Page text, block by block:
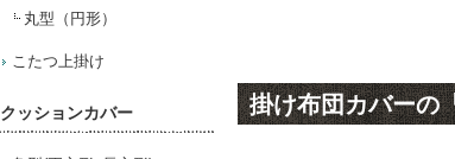
丸型（円形）
こたつ上掛け
クッションカバー 掛け布団カバーの